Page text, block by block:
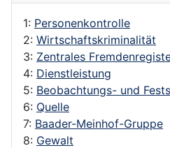
1: Personenkontrolle
2: Wirtschaftskriminalität
3: Zentrales
4: Dienstleistung
5: Beobachtungs- und
6: Quelle
7: Baader-Meinhof-Gruppe
8: Gewalt